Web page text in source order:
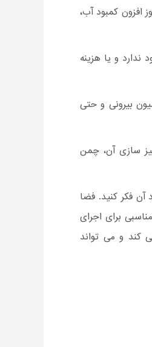
افزون کمبود آب،
و یا هزینه
بیرونی و حتی
سازی آن، چمن
فکر کنید. فضا
برای اجرای
کند و می تواند